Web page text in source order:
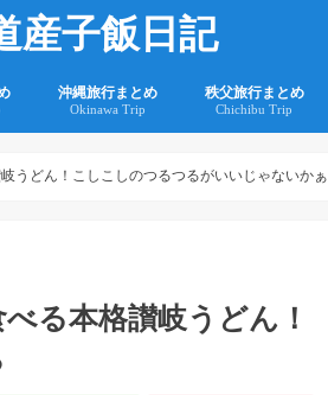
産子飯日記
沖縄旅行まとめ
Okinawa Trip
秩父旅行まとめ
Chichibu Trip
うどん！こしこしのつるつるがいいじゃないかぁ
る本格讃岐うどん！